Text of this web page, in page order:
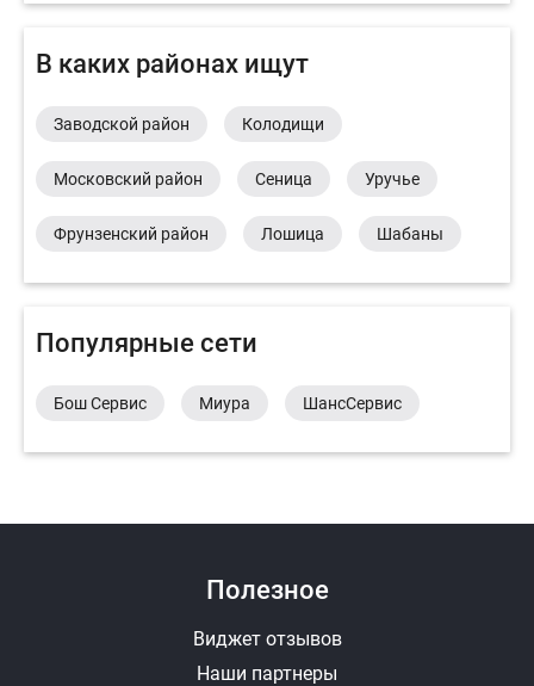
В каких районах ищут
Заводской район Колодищи
Московский район Сеница Уручье
Фрунзенский район Лошица Шабаны
Популярные сети
Бош Сервис Миура ШансСервис
Полезное
Виджет отзывов
Наши партнеры